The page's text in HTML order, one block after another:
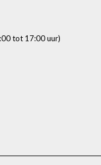
tot 17:00 uur)